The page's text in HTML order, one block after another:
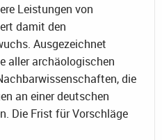
Leistungen von
damit den
Ausgezeichnet
aller archäologischen
die
an einer deutschen
Die Frist für Vorschläge